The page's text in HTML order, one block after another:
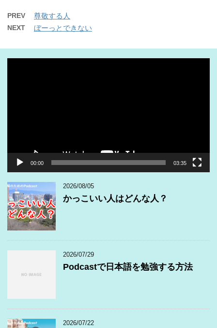
PREV 尊敬する人
NEXT ぼーっとできない
00:00 03:35
2026/08/05
かっこいい人はどんな人？
2026/07/29
Podcastで日本語を勉強する方法
2026/07/22